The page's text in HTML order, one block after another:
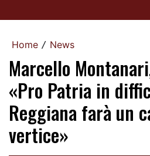
Home / News
Marcello
«Pro Patria in
Reggiana farà un
vertice»